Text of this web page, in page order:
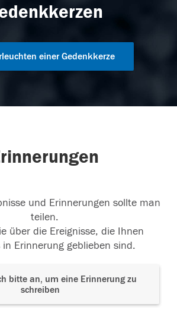
einer Gedenkkerze
und Erinnerungen sollte man
teilen.
über die Ereignisse, die Ihnen
in Erinnerung geblieben sind.
bitte an, um eine Erinnerung zu
schreiben